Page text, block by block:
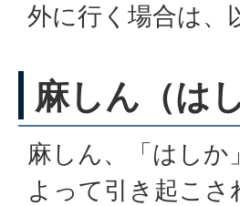
外に行く場合は、
麻しん（は
麻しん、「はし
よって引き起こ